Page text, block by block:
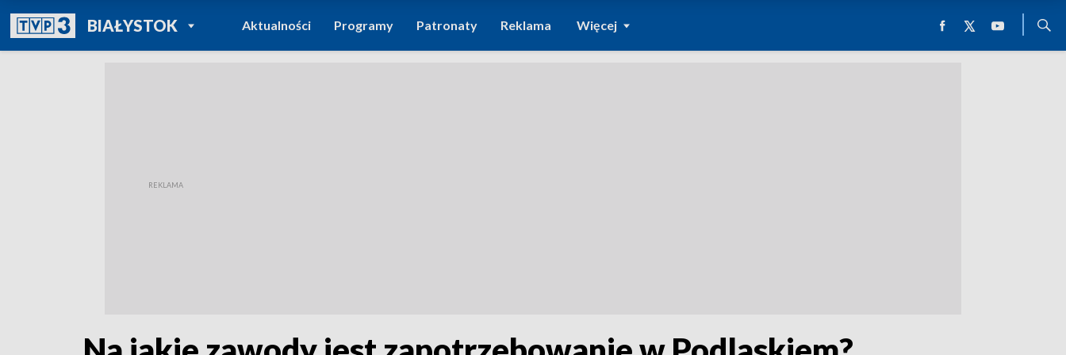
BIAŁYSTOKPOWRÓT DO
TVP REGIONY
Aktualności Programy Patronaty Reklama Więcej